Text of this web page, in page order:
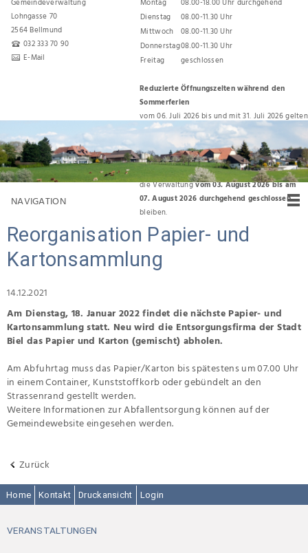
Lohngasse 70
2564 Bellmund
032 333 70 90
E-Mail
Dienstag
08.00-11.30 Uhr
Mittwoch
08.00-11.30 Uhr
Donnerstag08.00-11.30 Uhr
Freitag
geschlossen
Reduzierte Öffnungszeiten während den
Sommerferien
vom 06. Juli 2026 bis und mit 31. Juli 2026 gelten
folgende Öffnungszeiten:
Montag, Dienstag, Donnerstag 08.00 Uhr bis
11.30 Uhr
Für den Umzug zurück ins Gemeindehaus wird
die Verwaltungvom 03. August 2026 bis am
07. August 2026 durchgehend geschlossen
bleiben.
NAVIGATION
Reorganisation Papier- und
Kartonsammlung
14.12.2021
Am Dienstag, 18. Januar 2022 findet die nächste Papier- und
Kartonsammlung statt. Neu wird die Entsorgungsfirma der Stadt
Biel das Papier und Karton (gemischt) abholen.
Am Abfuhrtag muss das Papier/Karton bis spätestens um 07.00 Uhr
in einem Container, Kunststoffkorb oder gebündelt an den
Strassenrand gestellt werden.
Weitere Informationen zur Abfallentsorgung können auf der
Gemeindewebsite eingesehen werden.
Zurück
Home Kontakt Druckansicht Login
VERANSTALTUNGEN